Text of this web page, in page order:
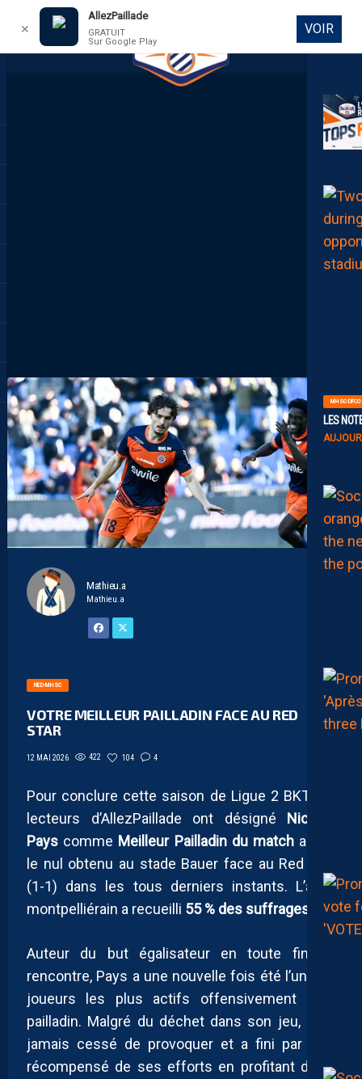
DIRECT
MHSC-DFCO
LES
Mathieu.a
Mathieu.a
RED-MHSC
VOTRE MEILLEUR PAILLADIN FACE AU RED
STAR
12 MAI 2026 422 104 4
Pour conclure cette saison de Ligue 2 BKT, les
lecteurs d’AllezPaillade ont désigné Nicolas
Pays comme Meilleur Pailladin du matchaprès
le nul obtenu au stade Bauer face au Red Star
(1-1) dans les tous derniers instants. L’ailier
montpelliérain a recueilli 55 % des suffrages
Auteur du but égalisateur en toute fin de
rencontre, Pays a une nouvelle fois été l’un des
joueurs les plus actifs offensivement côté
pailladin. Malgré du déchet dans son jeu, il n’a
jamais cessé de provoquer et a fini par être
récompensé de ses efforts en profitant d’une
✕
AllezPaillade
GRATUIT
Sur Google Play
VOIR